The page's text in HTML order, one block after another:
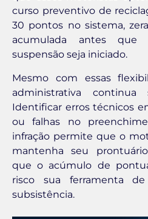
curso preventivo de
30 pontos no sistema,
acumulada antes
suspensão seja iniciado.
Mesmo com essas
administrativa continua
Identificar erros técnicos
ou falhas no
infração permite que o
mantenha seu
que o acúmulo de
risco sua ferramenta
subsistência.